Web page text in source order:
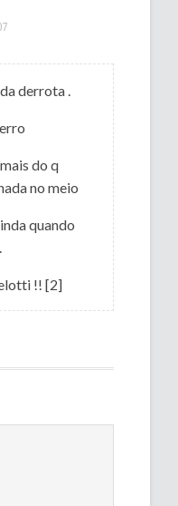
derrota .
do q
no meio
quando
!! [2]